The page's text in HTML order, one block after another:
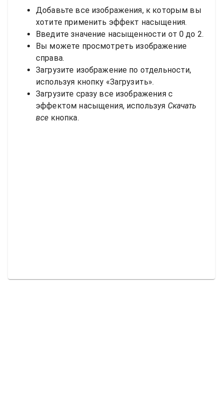
Добавьте все изображения, к которым вы
хотите применить эффект насыщения.
Введите значение насыщенности от 0 до 2.
Вы можете просмотреть изображение
справа.
Загрузите изображение по отдельности,
используя кнопку «Загрузить».
Загрузите сразу все изображения с
эффектом насыщения, используя Скачать
все кнопка.